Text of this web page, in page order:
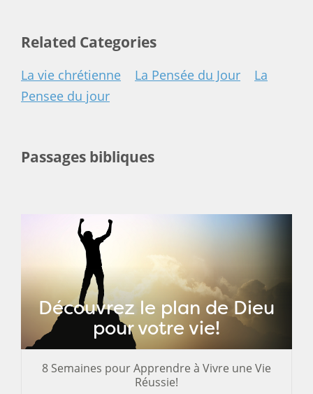
Related Categories
La vie chrétienne La Pensée du Jour
La
Pensee du jour
Passages bibliques
Découvrez le plan de Dieu
pour votre vie!
8 Semaines pour Apprendre à Vivre une Vie
Réussie!